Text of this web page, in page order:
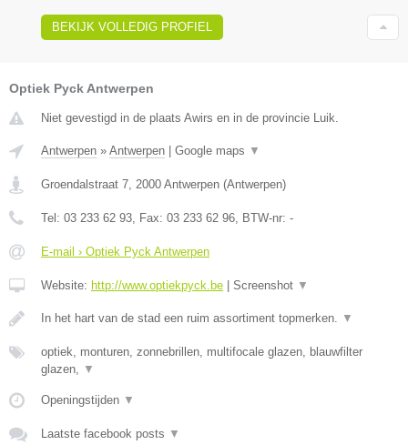
BEKIJK VOLLEDIG PROFIEL
Optiek Pyck Antwerpen
Niet gevestigd in de plaats Awirs en in de provincie Luik.
Antwerpen » Antwerpen Google maps ▼
Groendalstraat 7, 2000 Antwerpen (Antwerpen)
Tel: 03 233 62 93, Fax: 03 233 62 96, BTW-nr: -
E-mail › Optiek Pyck Antwerpen
Website: http://www.optiekpyck.be Screenshot ▼
In het hart van de stad een ruim assortiment topmerken. ▼
optiek, monturen, zonnebrillen, multifocale glazen, blauwfilter
glazen, ▼
Openingstijden ▼
Laatste facebook posts ▼